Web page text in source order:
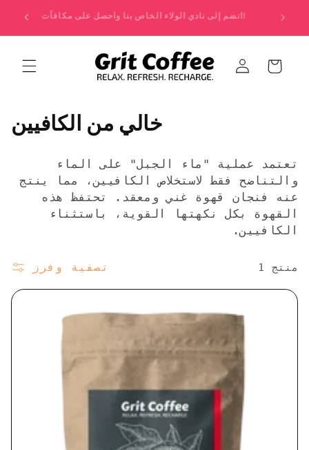
إلى
تسجيل
الدخول
عربة
التسوق
م
م
ة
:
خالي من الكافيين
تعتمد عملية "ماء الجبل" على الماء
والتناضح فقط لاستخلاص الكافيين، مما ينتج
عنه فنجان قهوة غني ومعقد. تحتفظ هذه
القهوة بكل نكهتها القوية، باستثناء
الكافيين.
تصفية وفرز 1 منتج